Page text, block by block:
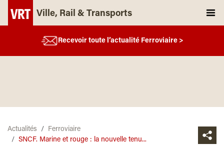
Ville, Rail & Transports
Recevoir toute l’actualité Ferroviaire >
Actualités
Ferroviaire
SNCF. Marine et rouge : la nouvelle tenu...